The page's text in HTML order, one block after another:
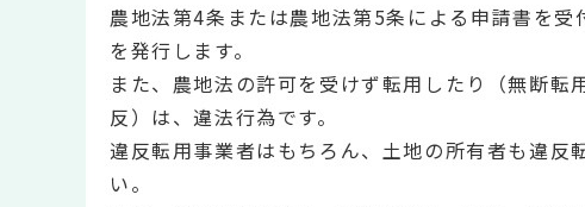
農地法第4条または農地法第5条による申請書を
を発行します。
また、農地法の許可を受けず転用したり（無断
反）は、違法行為です。
違反転用事業者はもちろん、土地の所有者も違反
い。